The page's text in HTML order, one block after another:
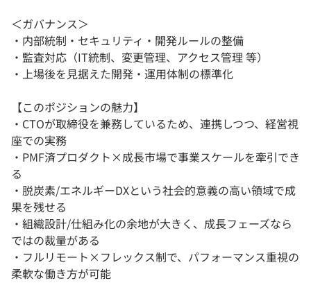
＜ガバナンス＞
・内部統制・セキュリティ・開発ルールの整備
・監査対応（IT統制、変更管理、アクセス管理 等）
・上場後を見据えた開発・運用体制の標準化
【このポジションの魅力】
・CTOが取締役を兼務しているため、連携しつつ、経営視
座での実務
・PMF済プロダクト×成長市場で事業スケールを牽引でき
る
・脱炭素/エネルギーDXという社会的意義の高い領域で成
果を残せる
・組織設計/仕組み化の余地が大きく、成長フェーズなら
ではの裁量がある
・フルリモート×フレックス制で、パフォーマンス重視の
柔軟な働き方が可能